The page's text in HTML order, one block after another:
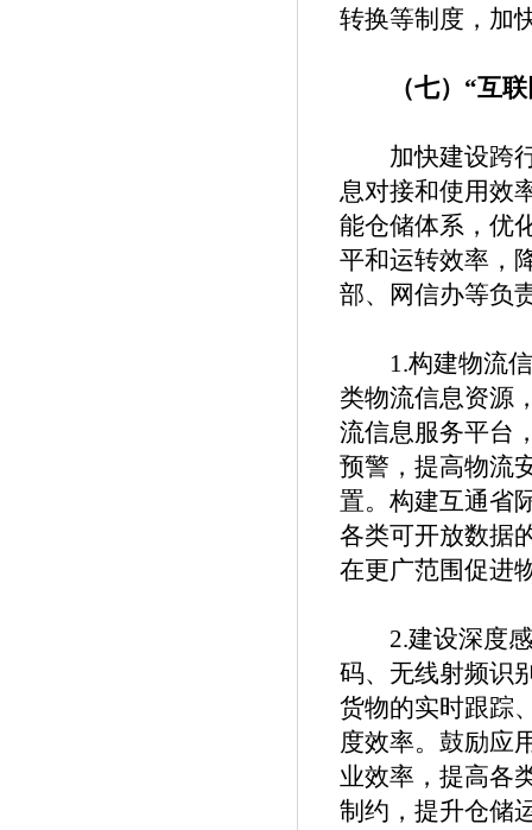
转换等制度，加
（七）“互联
加快建设跨行
息对接和使用效
能仓储体系，优
平和运转效率，
部、网信办等负
1.构建物流信
类物流信息资源
流信息服务平台
预警，提高物流
置。构建互通省
各类可开放数据
在更广范围促进
2.建设深度感
码、无线射频识
货物的实时跟踪
度效率。鼓励应
业效率，提高各
制约，提升仓储